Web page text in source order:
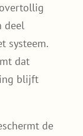
deel
systeem.
dat
blijft
de